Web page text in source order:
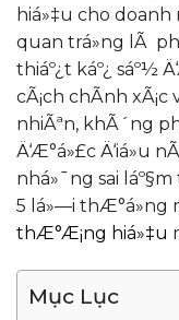
hiá»‡u cho doanh
quan trá»ng lÃ
thiáº¿t káº¿ sáº½
cÃ¡ch chÃ­nh
nhiÃªn, khÃ´ng
Ä‘Æ°á»£c Ä‘iá»u
nhá»¯ng sai láº§m
5 lá»—i thÆ°á»ng
thÆ°Æ¡ng hiá»‡u
Mục Lục